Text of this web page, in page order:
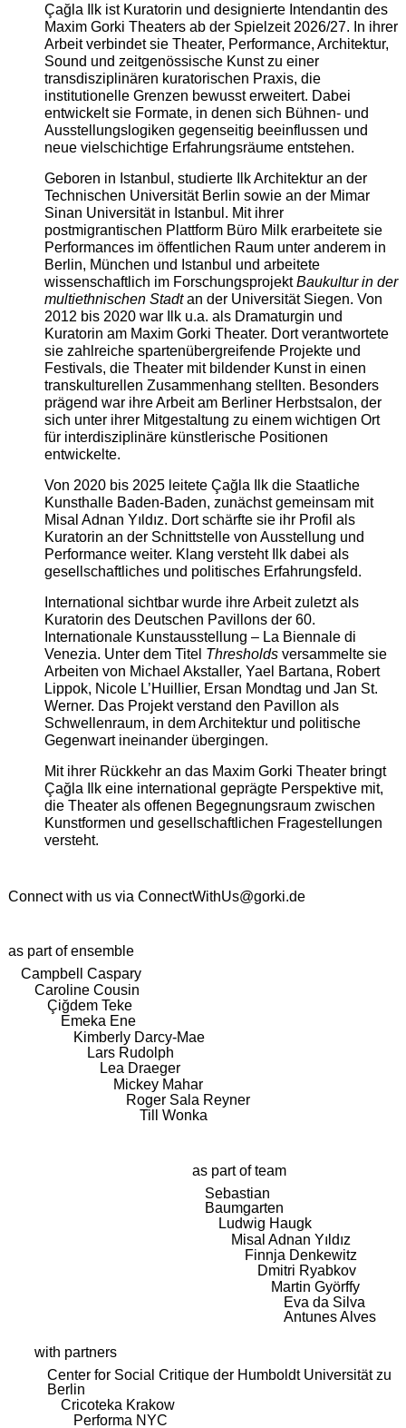
Çağla Ilk ist Kuratorin und designierte Intendantin des
Maxim Gorki Theaters ab der Spielzeit 2026/27. In ihrer
Arbeit verbindet sie Theater, Performance, Architektur,
Sound und zeitgenössische Kunst zu einer
transdisziplinären kuratorischen Praxis, die
institutionelle Grenzen bewusst erweitert. Dabei
entwickelt sie Formate, in denen sich Bühnen- und
Ausstellungslogiken gegenseitig beeinflussen und
neue vielschichtige Erfahrungsräume entstehen.
Geboren in Istanbul, studierte Ilk Architektur an der
Technischen Universität Berlin sowie an der Mimar
Sinan Universität in Istanbul. Mit ihrer
postmigrantischen Plattform Büro Milk erarbeitete sie
Performances im öffentlichen Raum unter anderem in
Berlin, München und Istanbul und arbeitete
wissenschaftlich im ForschungsprojektBaukultur in der
multiethnischen Stadtan der Universität Siegen. Von
2012 bis 2020 war Ilk u.a. als Dramaturgin und
Kuratorin am Maxim Gorki Theater. Dort verantwortete
sie zahlreiche spartenübergreifende Projekte und
Festivals, die Theater mit bildender Kunst in einen
transkulturellen Zusammenhang stellten. Besonders
prägend war ihre Arbeit am Berliner Herbstsalon, der
sich unter ihrer Mitgestaltung zu einem wichtigen Ort
für interdisziplinäre künstlerische Positionen
entwickelte.
Von 2020 bis 2025 leitete Çağla Ilk die Staatliche
Kunsthalle Baden-Baden, zunächst gemeinsam mit
Misal Adnan Yıldız. Dort schärfte sie ihr Profil als
Kuratorin an der Schnittstelle von Ausstellung und
Performance weiter. Klang versteht Ilk dabei als
gesellschaftliches und politisches Erfahrungsfeld.
International sichtbar wurde ihre Arbeit zuletzt als
Kuratorin des Deutschen Pavillons der 60.
Internationale Kunstausstellung – La Biennale di
Venezia. Unter dem Titel Thresholdsversammelte sie
Arbeiten von Michael Akstaller, Yael Bartana, Robert
Lippok, Nicole L’Huillier, Ersan Mondtag und Jan St.
Werner. Das Projekt verstand den Pavillon als
Schwellenraum, in dem Architektur und politische
Gegenwart ineinander übergingen.
Mit ihrer Rückkehr an das Maxim Gorki Theater bringt
Çağla Ilk eine international geprägte Perspektive mit,
die Theater als offenen Begegnungsraum zwischen
Kunstformen und gesellschaftlichen Fragestellungen
versteht.
Connect with us via ConnectWithUs@gorki.de
as part of ensemble
Campbell Caspary
Caroline Cousin
Çiğdem Teke
Emeka Ene
Kimberly Darcy-Mae
Lars Rudolph
Lea Draeger
Mickey Mahar
Roger Sala Reyner
Till Wonka
as part of team
Sebastian
Baumgarten
Ludwig Haugk
Misal Adnan Yıldız
Finnja Denkewitz
Dmitri Ryabkov
Martin Györffy
Eva da Silva
Antunes Alves
with partners
Center for Social Critique der Humboldt Universität zu
Berlin
Cricoteka Krakow
Performa NYC